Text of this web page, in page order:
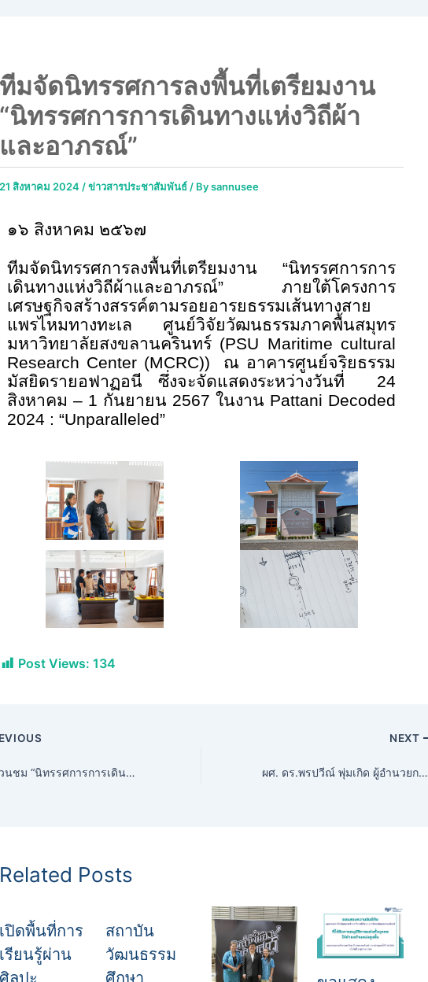
ทีมจัดนิทรรศการลงพื้นที่เตรียมงาน
“นิทรรศการการเดินทางแห่งวิถีผ้า
และอาภรณ์”
21 สิงหาคม 2024 /ข่าวสารประชาสัมพันธ์ / Bysannusee
๑๖ สิงหาคม ๒๕๖๗
ทีมจัดนิทรรศการลงพื้นที่เตรียมงาน “นิทรรศการการ
เดินทางแห่งวิถีผ้าและอาภรณ์” ภายใต้โครงการ
เศรษฐกิจสร้างสรรค์ตามรอยอารยธรรมเส้นทางสาย
แพรไหมทางทะเล ศูนย์วิจัยวัฒนธรรมภาคพื้นสมุทร
มหาวิทยาลัยสงขลานครินทร์ (PSU Maritime cultural
Research Center (MCRC)) ณ อาคารศูนย์จริยธรรม
มัสยิดรายอฟาฏอนี ซึ่งจะจัดแสดงระหว่างวันที่ 24
สิงหาคม – 1 กันยายน 2567 ในงาน Pattani Decoded
2024 : “Unparalleled”
Post Views: 134
เชิญชวนชม “นิทรรศการการเดินทางแห่งวิถีผ้าและอาภรณ์” ในงาน Pattani Decoded 2024 : “Unparalleled”
NEXT
ผศ. ดร.พรปวีณ์ พุ่มเกิด ผู้อำนวยการสถาบัน นำการแสดงโขนสงขลานครินทร์ เรื่องรามเกียรติ์ ชุด นางลอย และร่วมจัดแสดง ผ้าลีมาบาติก สถาบันฯ Workshop ลงสีผ้าลีมาบาติก ในงานเทศกาลงานออกแบบปักษ์ใต้ Pakk Taii Design Week 2024
Related Posts
เปิดพื้นที่การ
เรียนรู้ผ่าน
ศิลปะ
สถาบัน
วัฒนธรรม
ศึกษา